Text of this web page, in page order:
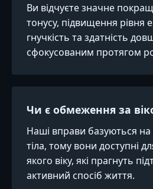
Ви відчуєте значне
тонусу, підвищення рівня
гнучкість та здатність
сфокусованим протягом
Чи є обмеження за
Наші вправи базуються
тіла, тому вони доступні
якого віку, які прагнуть
активний спосіб життя.